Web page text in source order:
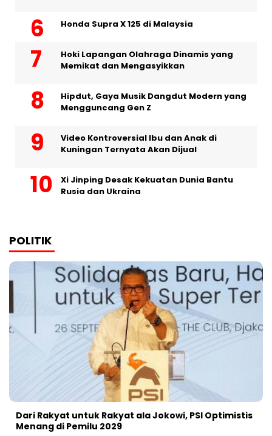
Honda Supra X 125 di Malaysia
Hoki Lapangan Olahraga Dinamis yang
Memikat dan Mengasyikkan
Hipdut, Gaya Musik Dangdut Modern yang
Mengguncang Gen Z
Video Kontroversial Ibu dan Anak di
Kuningan Ternyata Akan Dijual
Xi Jinping Desak Kekuatan Dunia Bantu
Rusia dan Ukraina
POLITIK
Dari Rakyat untuk Rakyat ala Jokowi, PSI Optimistis
Menang di Pemilu 2029